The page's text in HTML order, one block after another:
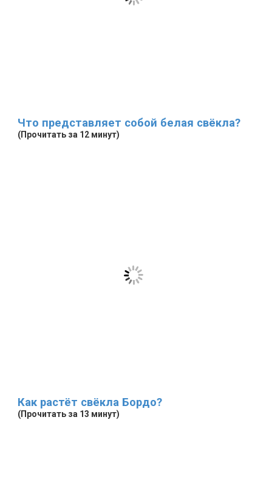
Что представляет собой белая свёкла?
(Прочитать за 12 минут)
Как растёт свёкла Бордо?
(Прочитать за 13 минут)